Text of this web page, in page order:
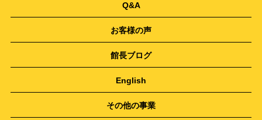
Q&A
お客様の声
館長ブログ
English
その他の事業